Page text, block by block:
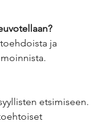
ja
etsimiseen.